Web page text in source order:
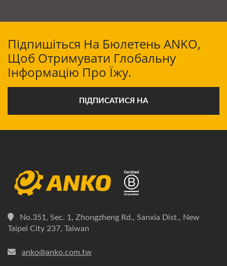
Підпишіться На Бюлетень ANKO,
Щоб Отримувати Глобальну
Інформацію Про Їжу.
ПІДПИСАТИСЯ НА
No.351, Sec. 1, Zhongzheng Rd., Sanxia Dist., New
Taipei City 237, Taiwan
anko@anko.com.tw